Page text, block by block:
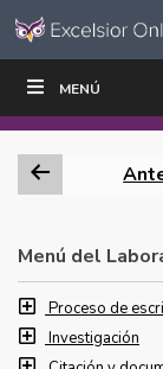
Ir al contenido
navegación
MENÚ
ESCRIBIR
Menú del
Proceso de
Investigación